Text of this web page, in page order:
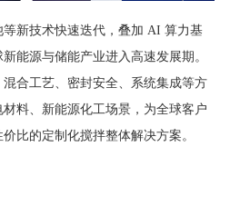
新技术快速迭代，叠加 AI 算力基
能源与储能产业进入高速发展期。
合工艺、密封安全、系统集成等方
料、新能源化工场景，为全球客户
比的定制化搅拌整体解决方案。